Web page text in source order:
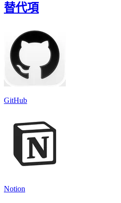
替代項
GitHub
Notion